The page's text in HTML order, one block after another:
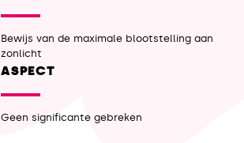
Bewijs van de maximale blootstelling aan
zonlicht
ASPECT
Geen significante gebreken